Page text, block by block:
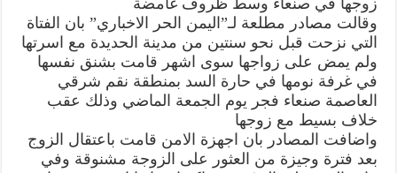
اشهر..انتحار
نازحة
من
الحديدة
بصنعاء
ظروف
مغلقة
زوجها في صنعاء وسط ظروف غامضة
وقالت مصادر مطلعة لـ”اليمن الحر الاخباري” بان الفتاة
التي نزحت قبل نحو سنتين من مدينة الحديدة مع اسرتها
ولم يمض على زواجها سوى اشهر قامت بشنق نفسها
في غرفة نومها في حارة السد بمنطقة نقم شرقي
العاصمة صنعاء فجر يوم الجمعة الماضي وذلك عقب
خلاف بسيط مع زوجها
واضافت المصادر بان اجهزة الامن قامت باعتقال الزوج
بعد فترة وجيزة من العثور على الزوجة مشنوقة وفي